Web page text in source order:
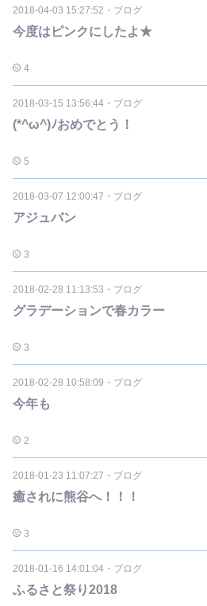
2018-04-03 15:27:52 ・ ブログ
今度はピンクにしたよ★
4
2018-03-15 13:56:44 ・ ブログ
(*^ω^)ﾉおめでとう！
5
2018-03-07 12:00:47 ・ ブログ
アジュバン
3
2018-02-28 11:13:53 ・ ブログ
グラデーションで春カラー
3
2018-02-28 10:58:09 ・ ブログ
今年も
2
2018-01-23 11:07:27 ・ ブログ
癒されに熊谷へ！！！
3
2018-01-16 14:01:04 ・ ブログ
ふるさと祭り2018